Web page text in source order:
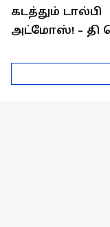
கடத்தும் டால்பி
அட்மோஸ்! - தி
எக்ஸ்பீரியன்ஸ்